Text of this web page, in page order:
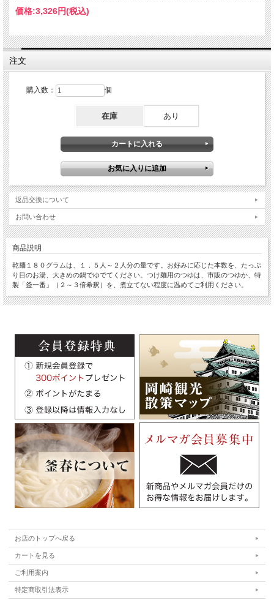
価格:3,326円(税込)
注文
購入数： 個
在庫 あり
返品交換について
お問い合わせ
商品説明
乾麺１８０グラムは、１．５人～２人分の量です。お好みに応じた本数を、たっぷ
り目のお湯、大きめの鍋でゆでてください。つけ麺用のつゆは、市販のつゆか、特
製「釜一番」（２～３倍希釈）を、煮立てない程度に温めてご利用ください。
お店のトップへ戻る
カートを見る
ご利用案内
特定商取引法表示